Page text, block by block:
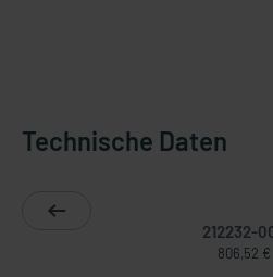
Technische Daten
212232-
806,52 €